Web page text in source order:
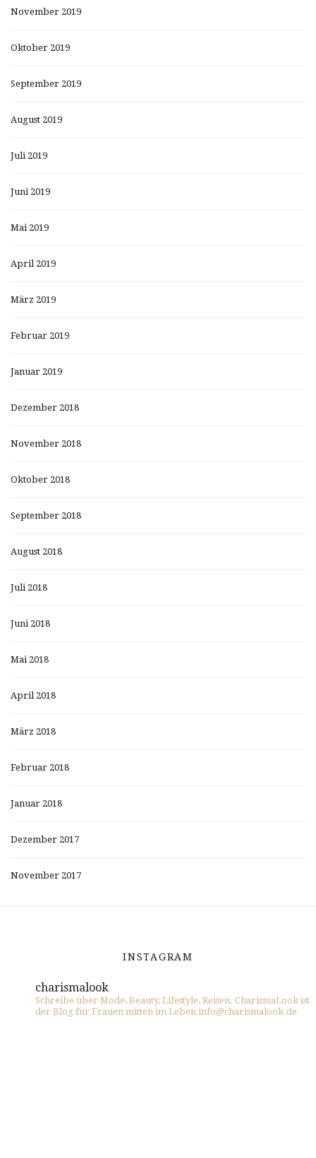
November 2019
Oktober 2019
September 2019
August 2019
Juli 2019
Juni 2019
Mai 2019
April 2019
März 2019
Februar 2019
Januar 2019
Dezember 2018
November 2018
Oktober 2018
September 2018
August 2018
Juli 2018
Juni 2018
Mai 2018
April 2018
März 2018
Februar 2018
Januar 2018
Dezember 2017
November 2017
INSTAGRAM
charismalook
Schreibe über Mode, Beauty, Lifestyle, Reisen. CharismaLook ist
der Blog für Frauen mitten im Leben info@charismalook.de